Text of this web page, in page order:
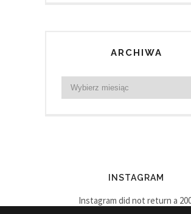
ARCHIWA
INSTAGRAM
Instagram did not return a